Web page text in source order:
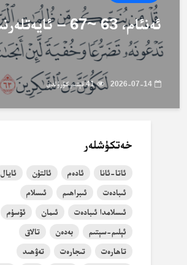
ئەنئام، 63 ~67 – ئايەتلەرنىڭ...
2026-07-14 41 قېتىم كۆرۈلدى
خەتكۈشلەر
ئاتا-ئانا ئادەم ئالتۇن
ئايال
ئىبادەت
ئىبراھىم
ئىسلام
ئىسلامدا ئىبادەت
ئىمان
ئۆسۈم
ئېلىم-سېتىم
بەدەن
تالاق
تاھارەت
تىجارەت
تەۋھىد